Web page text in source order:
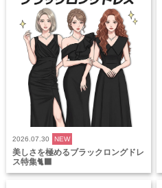
2026.07.30 NEW
美しさを極めるブラックロングドレ
ス特集🐈‍⬛